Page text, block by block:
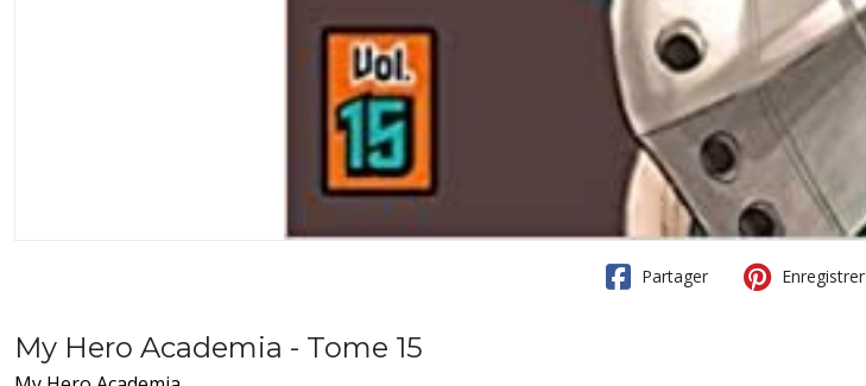
Partager Enregistrer
My Hero Academia - Tome 15